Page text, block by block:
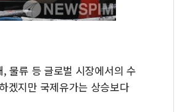
물류 등 글로벌 시장에서의 수
겠지만 국제유가는 상승보다